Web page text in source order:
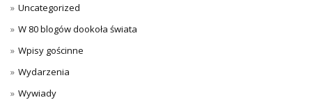
Uncategorized
W 80 blogów dookoła świata
Wpisy gościnne
Wydarzenia
Wywiady